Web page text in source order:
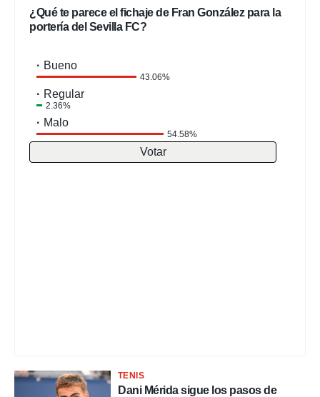
¿Qué te parece el fichaje de Fran González para la
portería del Sevilla FC?
Bueno
43.06%
Regular
2.36%
Malo
54.58%
Votar
TENIS
Dani Mérida sigue los pasos de